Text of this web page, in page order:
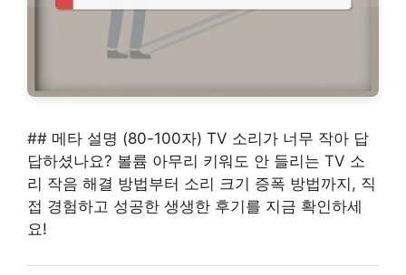
## 메타 설명 (80-100자) TV 소리가 너무 작아 답
답하셨나요? 볼륨 아무리 키워도 안 들리는 TV 소
리 작음 해결 방법부터 소리 크기 증폭 방법까지, 직
접 경험하고 성공한 생생한 후기를 지금 확인하세
요!